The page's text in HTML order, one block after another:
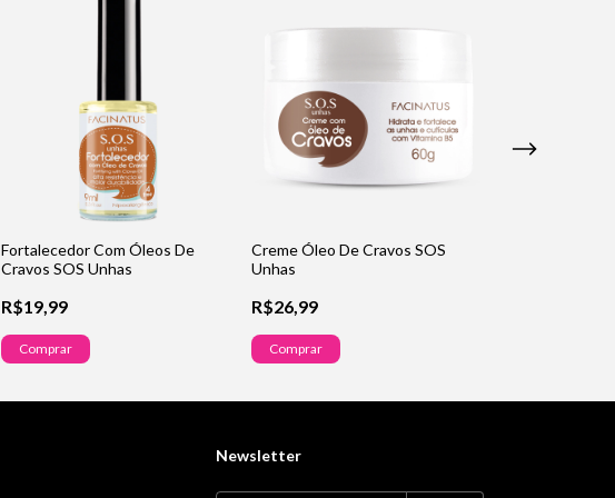
Fortalecedor Com Óleos De
Cravos SOS Unhas
R$19,99
Comprar
Creme Óleo De Cravos SOS
Unhas
R$26,99
Comprar
Newsletter